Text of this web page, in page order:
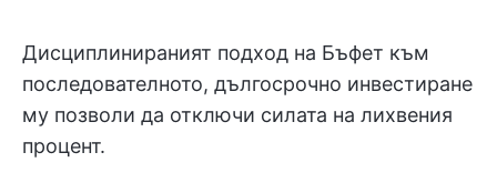
Дисциплинираният подход на Бъфет към
последователното, дългосрочно инвестиране
му позволи да отключи силата на лихвения
процент.